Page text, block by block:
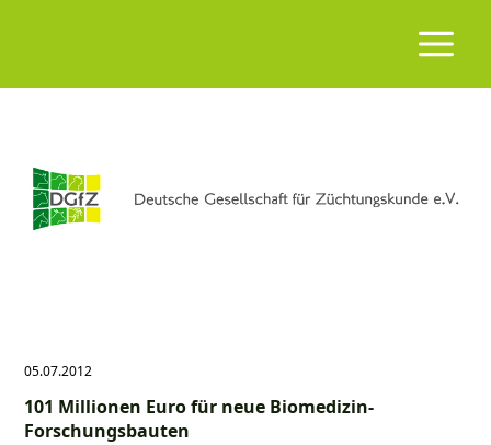
05.07.2012
101 Millionen Euro für neue Biomedizin-
Forschungsbauten